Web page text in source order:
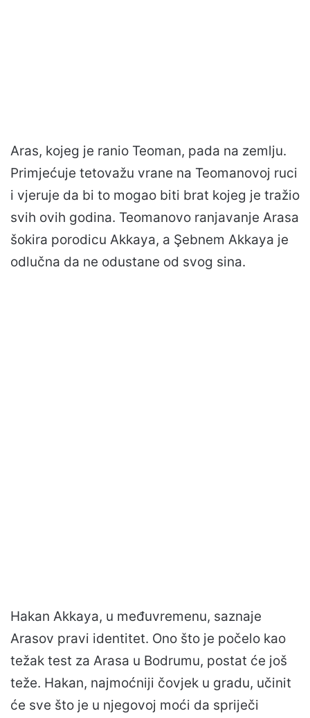
Aras, kojeg je ranio Teoman, pada na zemlju.
Primjećuje tetovažu vrane na Teomanovoj ruci
i vjeruje da bi to mogao biti brat kojeg je tražio
svih ovih godina. Teomanovo ranjavanje Arasa
šokira porodicu Akkaya, a Şebnem Akkaya je
odlučna da ne odustane od svog sina.
Hakan Akkaya, u međuvremenu, saznaje
Arasov pravi identitet. Ono što je počelo kao
težak test za Arasa u Bodrumu, postat će još
teže. Hakan, najmoćniji čovjek u gradu, učinit
će sve što je u njegovoj moći da spriječi